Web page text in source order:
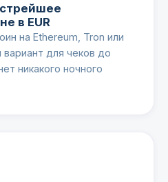
в EUR
на Ethereum, Tron или
для чеков до
никакого ночного